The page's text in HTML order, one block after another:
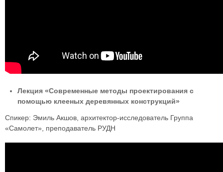
Лекция «Современные методы проектирования с
помощью клееных деревянных конструкций»
Спикер: Эмиль Акшов, архитектор-исследователь Группа
«Самолет», преподаватель РУДН